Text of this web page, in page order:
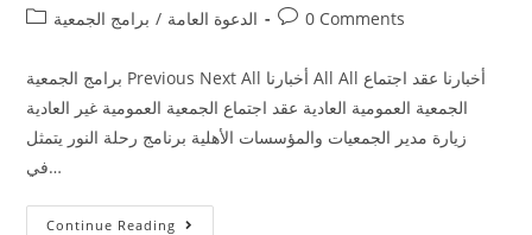
الدعوة العامة / برامج الجمعية 0 Comments
برامج الجمعية Previous Next All أخبارنا All All أخبارنا عقد اجتماع
الجمعية العمومية العادية عقد اجتماع الجمعية العمومية غير العادية
زيارة مدير الجمعيات والمؤسسات الأهلية برنامج رحلة النور يتمثل
في…
Continue Reading